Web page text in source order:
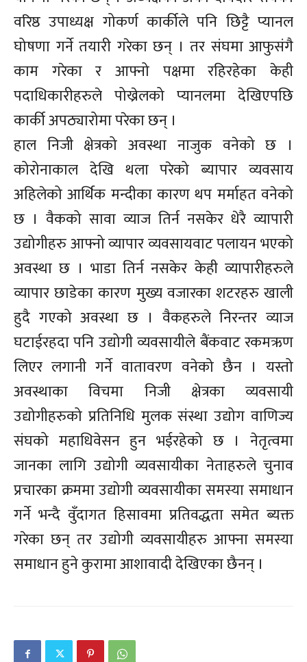
वरिष्ठ उपाध्यक्ष गोकर्ण कार्कीले पनि छिट्टै प्यानल
घोषणा गर्ने तयारी गरेका छन् । तर संघमा आफुसंगै
काम गरेका र आफ्नो पक्षमा रहिरहेका केही
पदाधिकारीहरुले पोख्रेलको प्यानलमा देखिएपछि
कार्की अपठ्यारोमा परेका छन् ।
हाल निजी क्षेत्रको अवस्था नाजुक वनेको छ ।
कोरोनाकाल देखि थला परेको ब्यापार व्यवसाय
अहिलेको आर्थिक मन्दीका कारण थप मर्माहत वनेको
छ । वैकको सावा व्याज तिर्न नसकेर धेरै व्यापारी
उद्योगीहरु आफ्नो व्यापार व्यवसायवाट पलायन भएको
अवस्था छ । भाडा तिर्न नसकेर केही व्यापारीहरुले
व्यापार छाडेका कारण मुख्य वजारका शटरहरु खाली
हुदै गएको अवस्था छ । वैकहरुले निरन्तर व्याज
घटाईरहदा पनि उद्योगी व्यवसायीले बैंकवाट रकमऋण
लिएर लगानी गर्ने वातावरण वनेको छैन । यस्तो
अवस्थाका विचमा निजी क्षेत्रका व्यवसायी
उद्योगीहरुको प्रतिनिधि मुलक संस्था उद्योग वाणिज्य
संघको महाधिवेसन हुन भईरहेको छ । नेतृत्वमा
जानका लागि उद्योगी व्यवसायीका नेताहरुले चुनाव
प्रचारका क्रममा उद्योगी व्यवसायीका समस्या समाधान
गर्ने भन्दै वुँदागत हिसावमा प्रतिवद्धता समेत ब्यक्त
गरेका छन् तर उद्योगी व्यवसायीहरु आफ्ना समस्या
समाधान हुने कुरामा आशावादी देखिएका छैनन् ।